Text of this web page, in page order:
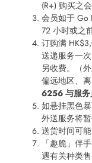
(R+) 购买之
会员如于 Go
72 小时或之
订购满
送递服务一
另收费。（
偏远地区、离
6256 与服务
如悬挂黑色
外送服务将暂
送货时间可
「趣脆」伴
遇有关种类